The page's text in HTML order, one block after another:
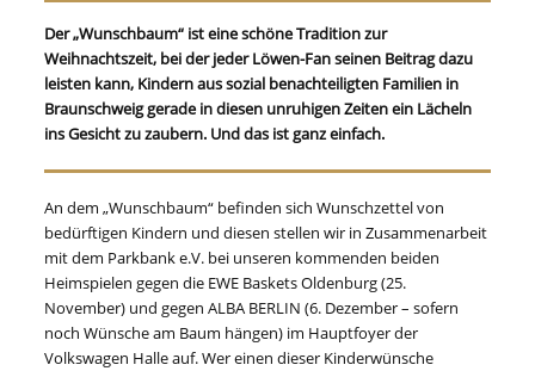
Der „Wunschbaum“ ist eine schöne Tradition zur
Weihnachtszeit, bei der jeder Löwen-Fan seinen Beitrag dazu
leisten kann, Kindern aus sozial benachteiligten Familien in
Braunschweig gerade in diesen unruhigen Zeiten ein Lächeln
ins Gesicht zu zaubern. Und das ist ganz einfach.
An dem „Wunschbaum“ befinden sich Wunschzettel von
bedürftigen Kindern und diesen stellen wir in Zusammenarbeit
mit dem Parkbank e.V. bei unseren kommenden beiden
Heimspielen gegen die EWE Baskets Oldenburg (25.
November) und gegen ALBA BERLIN (6. Dezember – sofern
noch Wünsche am Baum hängen) im Hauptfoyer der
Volkswagen Halle auf. Wer einen dieser Kinderwünsche